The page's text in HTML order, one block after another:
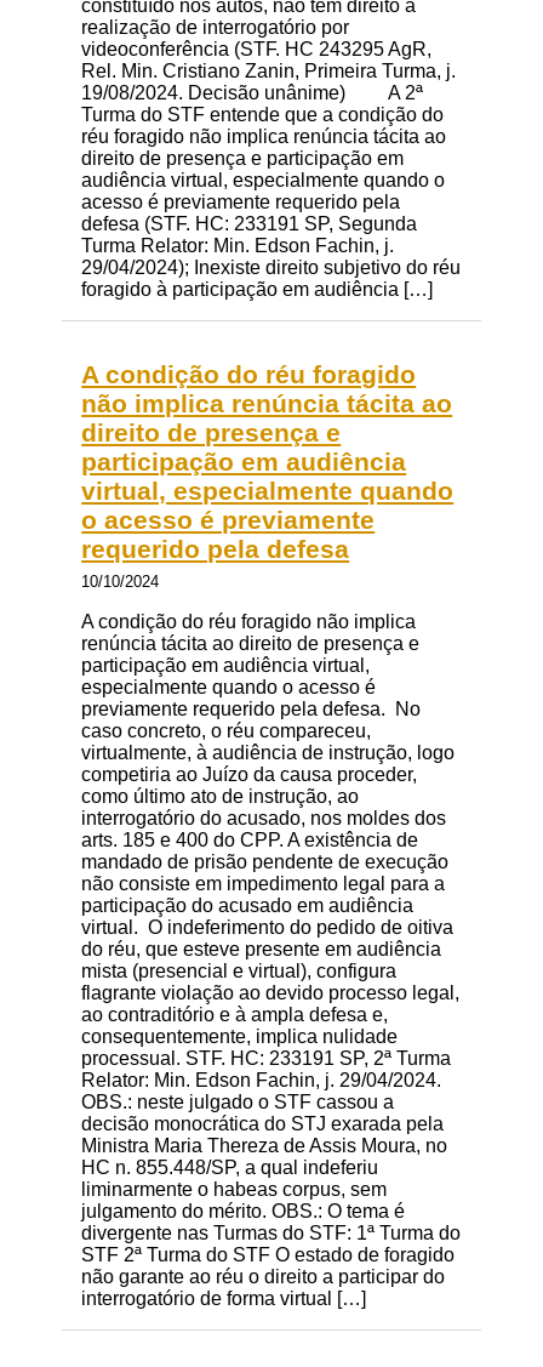
constituído nos autos, não tem direito a
realização de interrogatório por
videoconferência (STF. HC 243295 AgR,
Rel. Min. Cristiano Zanin, Primeira Turma, j.
19/08/2024. Decisão unânime) A 2ª
Turma do STF entende que a condição do
réu foragido não implica renúncia tácita ao
direito de presença e participação em
audiência virtual, especialmente quando o
acesso é previamente requerido pela
defesa (STF. HC: 233191 SP, Segunda
Turma Relator: Min. Edson Fachin, j.
29/04/2024); Inexiste direito subjetivo do réu
foragido à participação em audiência […]
A condição do réu foragido
não implica renúncia tácita ao
direito de presença e
participação em audiência
virtual, especialmente quando
o acesso é previamente
requerido pela defesa
10/10/2024
A condição do réu foragido não implica
renúncia tácita ao direito de presença e
participação em audiência virtual,
especialmente quando o acesso é
previamente requerido pela defesa. No
caso concreto, o réu compareceu,
virtualmente, à audiência de instrução, logo
competiria ao Juízo da causa proceder,
como último ato de instrução, ao
interrogatório do acusado, nos moldes dos
arts. 185 e 400 do CPP. A existência de
mandado de prisão pendente de execução
não consiste em impedimento legal para a
participação do acusado em audiência
virtual. O indeferimento do pedido de oitiva
do réu, que esteve presente em audiência
mista (presencial e virtual), configura
flagrante violação ao devido processo legal,
ao contraditório e à ampla defesa e,
consequentemente, implica nulidade
processual. STF. HC: 233191 SP, 2ª Turma
Relator: Min. Edson Fachin, j. 29/04/2024.
OBS.: neste julgado o STF cassou a
decisão monocrática do STJ exarada pela
Ministra Maria Thereza de Assis Moura, no
HC n. 855.448/SP, a qual indeferiu
liminarmente o habeas corpus, sem
julgamento do mérito. OBS.: O tema é
divergente nas Turmas do STF: 1ª Turma do
STF 2ª Turma do STF O estado de foragido
não garante ao réu o direito a participar do
interrogatório de forma virtual […]